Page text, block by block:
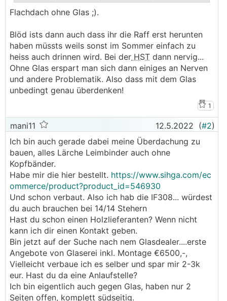
Flachdach ohne Glas ;).
Blöd ists dann auch dass ihr die Raff erst herunten
haben müssts weils sonst im Sommer einfach zu
heiss auch drinnen wird. Bei der HST dann nervig...
Ohne Glas erspart man sich dann einiges an Nerven
und andere Problematik. Also dass mit dem Glas
unbedingt genau überdenken!
1
mani11 12.5.2022 (#2)
Ich bin auch gerade dabei meine Überdachung zu
bauen, alles Lärche Leimbinder auch ohne
Kopfbänder.
Habe mir die hier bestellt. https://www.sihga.com/ec
ommerce/product?product_id=546930
Und schon verbaut. Also ich hab die IF308... würdest
du auch brauchen bei 14/14 Stehern
Hast du schon einen Holzlieferanten? Wenn nicht
kann ich dir einen Kontakt geben.
Bin jetzt auf der Suche nach nem Glasdealer....erste
Angebote von Glaserei inkl. Montage €6500,-,
Vielleicht verbaue ich es selber und spar mir 2-3k
eur. Hast du da eine Anlaufstelle?
Ich bin eigentlich auch gegen Glas, haben nur 2
Seiten offen, komplett südseitig.